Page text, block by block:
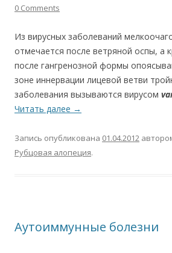
0 Comments
Из вирусных заболеваний
отмечается после ветряной оспы, а
после гангренозной формы
зоне иннервации лицевой ветви
заболевания вызываются вирусом
Читать далее →
Запись опубликована 01.04.2012
Рубцовая алопеция.
Аутоиммунные болезни